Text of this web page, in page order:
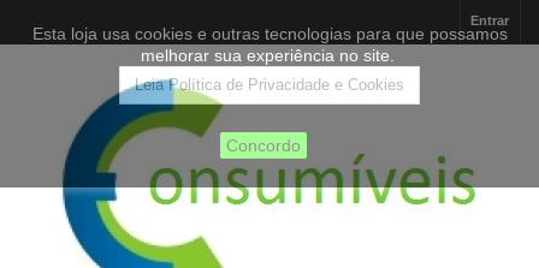
Entrar
Esta loja usa cookies e outras tecnologias para que possamos
melhorar sua experiência no site.
Leia Política de Privacidade e Cookies
Concordo